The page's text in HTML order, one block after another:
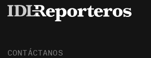
CONTÁCTANOS